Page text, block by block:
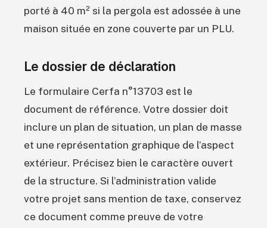
porté à 40 m² si la pergola est adossée à une
maison située en zone couverte par un PLU.
Le dossier de déclaration
Le formulaire Cerfa n°13703 est le
document de référence. Votre dossier doit
inclure un plan de situation, un plan de masse
et une représentation graphique de l’aspect
extérieur. Précisez bien le caractère ouvert
de la structure. Si l’administration valide
votre projet sans mention de taxe, conservez
ce document comme preuve de votre